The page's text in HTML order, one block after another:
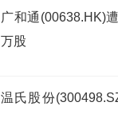
广和通(00638.HK)
万股
温氏股份